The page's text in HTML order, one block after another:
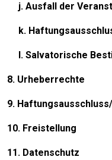
j. Ausfall der
k.
l. Salvatorische
8. Urheberrechte
9.
10. Freistellung
11. Datenschutz